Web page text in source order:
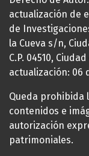
actualización de
de
la Cueva s/n,
C.P. 04510,
actualización: 06
Queda prohibida
contenidos e
autorización
patrimoniales.